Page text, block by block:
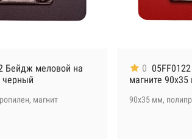
Бейдж меловой на
черный
магнит
0
магните
90х35 мм,